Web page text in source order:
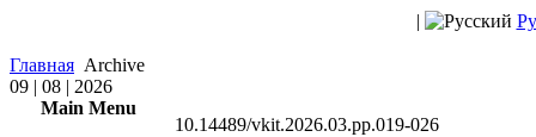
|
Главная Archive
09 | 08 | 2026
Main Menu
10.14489/vkit.2026.03.pp.019-026